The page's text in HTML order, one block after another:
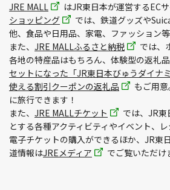
JRE MALL はJR東日本が運営するECサ
ショッピング
では、鉄道グッズや
他、食品や日用品、家電、ファッション等
また、 JRE MALLふるさと納税
では、
各地の特産品はもちろん、体験型の返礼
セットになった「JR東日本びゅうダイナ
使える割引クーポンの返礼品
もご用
に旅行できます！
また、 JRE MALLチケット
では、JR東
とする各種アクティビティやイベント、
電子チケットの購入ができるほか、JR東
道情報はJREメディア でご覧いただけ